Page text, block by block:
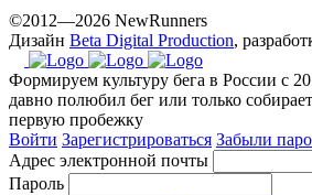
©2012—2026 NewRunners
Дизайн Beta Digital Production,
Формируем культуру бега в России с
давно полюбил бег или только
первую пробежку
Войти Зарегистрироваться Забыли
Адрес электронной почты
Пароль